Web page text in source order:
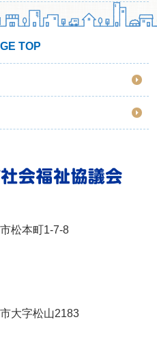
TOP
松本町1-7-8
大字松山2183